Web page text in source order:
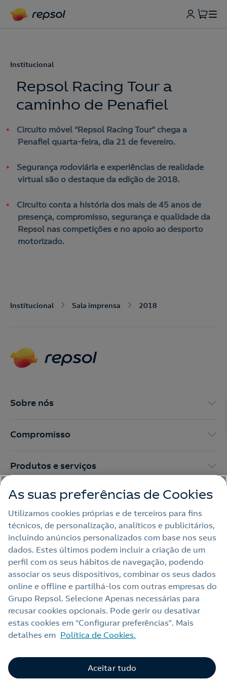
Contacte-nos
Acepto la
Institucional
Repsol Racing Tour a
caminho de Penafiel
Circuito móvel “Repsol Racing Tour” chega a
Penafiel quarta-feira, dia 21 de fevereiro.
Segurança rodoviária e experiências de realidade
virtual são o destaque da edição de 2018.
Circuito conta a história dos mais de 45 anos de
presença, compromisso, segurança e qualidade da
Repsol nas competições e no apoio ao desporto
motorizado.
Institucional Sala imprensa 2018
Sobre nós
Compromisso
Produtos e serviços
Trabalhar na Repsol
Sala de imprensa
Nota legal
Política de privacidade
Política de cookies
Termos e Condições My Repsol
Alerta por fraude
As suas preferências de Cookies
Utilizamos cookies próprias e de terceiros para fins
técnicos, de personalização, analíticos e publicitários,
incluindo anúncios personalizados com base nos seus
dados. Estes últimos podem incluir a criação de um
perfil com os seus hábitos de navegação, podendo
associar os seus dispositivos, combinar os seus dados
online e offline e partilhá‑los com outras empresas do
Grupo Repsol. Selecione Apenas necessárias para
recusar cookies opcionais. Pode gerir ou desativar
estas cookies em “Configurar preferências”. Mais
detalhes em Política de Cookies.
Aceitar tudo